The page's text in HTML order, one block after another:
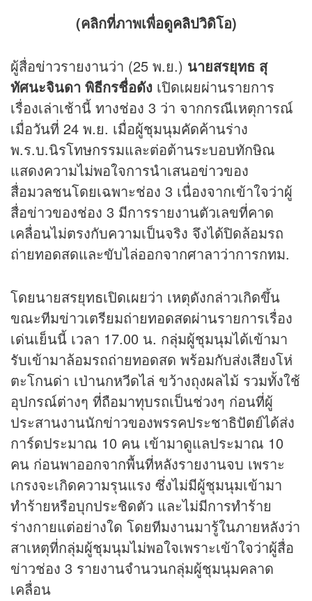
(คลิกที่ภาพเพื่อดูคลิปวิดิโอ)
ผู้สื่อข่าวรายงานว่า (25 พ.ย.) นายสรยุทธ สุ
ทัศนะจินดา พิธีกรชื่อดัง เปิดเผยผ่านรายการ
เรื่องเล่าเช้านี้ ทางช่อง 3 ว่า จากกรณีเหตุการณ์
เมื่อวันที่ 24 พ.ย. เมื่อผู้ชุมนุมคัดค้านร่าง
พ.ร.บ.นิรโทษกรรมและต่อต้านระบอบทักษิณ
แสดงความไม่พอใจการนำเสนอข่าวของ
สื่อมวลชนโดยเฉพาะช่อง 3 เนื่องจากเข้าใจว่าผู้
สื่อข่าวของช่อง 3 มีการรายงานตัวเลขที่คาด
เคลื่อนไม่ตรงกับความเป็นจริง จึงได้ปิดล้อมรถ
ถ่ายทอดสดและขับไล่ออกจากศาลาว่าการกทม.
โดยนายสรยุทธเปิดเผยว่า เหตุดังกล่าวเกิดขึ้น
ขณะทีมข่าวเตรียมถ่ายทอดสดผ่านรายการเรื่อง
เด่นเย็นนี้ เวลา 17.00 น. กลุ่มผู้ชุมนุมได้เข้ามา
รับเข้ามาล้อมรถถ่ายทอดสด พร้อมกับส่งเสียงโห่
ตะโกนด่า เป่านกหวีดไล่ ขว้างถุงผลไม้ รวมทั้งใช้
อุปกรณ์ต่างๆ ที่ถือมาทุบรถเป็นช่วงๆ ก่อนที่ผู้
ประสานงานนักข่าวของพรรคประชาธิปัตย์ได้ส่ง
การ์ดประมาณ 10 คน เข้ามาดูแลประมาณ 10
คน ก่อนพาออกจากพื้นที่หลังรายงานจบ เพราะ
เกรงจะเกิดความรุนแรง ซึ่งไม่มีผู้ชุมนุมเข้ามา
ทำร้ายหรือบุกประชิดตัว และไม่มีการทำร้าย
ร่างกายแต่อย่างใด โดยทีมงานมารู้ในภายหลังว่า
สาเหตุที่กลุ่มผู้ชุมนุมไม่พอใจเพราะเข้าใจว่าผู้สื่อ
ข่าวช่อง 3 รายงานจำนวนกลุ่มผู้ชุมนุมคลาด
เคลื่อน